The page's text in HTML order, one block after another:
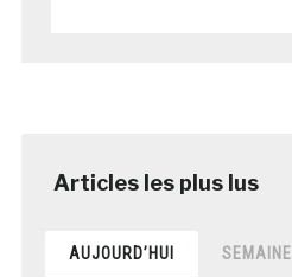
AUJOURD’HUI SEMAINE